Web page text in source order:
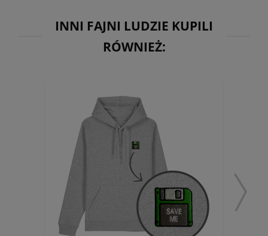
INNI FAJNI LUDZIE KUPILI
RÓWNIEŻ: